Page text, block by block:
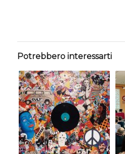
Potrebbero interessarti